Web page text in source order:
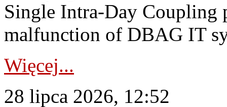
Single Intra-Day Coupling
malfunction of DBAG IT
Więcej...
28 lipca 2026, 12:52